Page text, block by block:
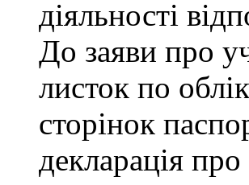
діяльності
До заяви про
листок по
сторінок
декларація